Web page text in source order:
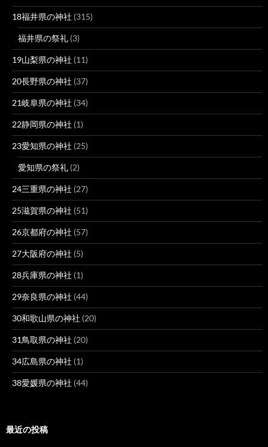
18福井県の神社 (315)
福井県の祭礼 (3)
19山梨県の神社 (11)
20長野県の神社 (37)
21岐阜県の神社 (34)
22静岡県の神社 (1)
23愛知県の神社 (25)
愛知県の祭礼 (2)
24三重県の神社 (27)
25滋賀県の神社 (51)
26京都府の神社 (57)
27大阪府の神社 (5)
28兵庫県の神社 (1)
29奈良県の神社 (44)
30和歌山県の神社 (20)
31鳥取県の神社 (20)
34広島県の神社 (1)
38愛媛県の神社 (44)
最近の投稿